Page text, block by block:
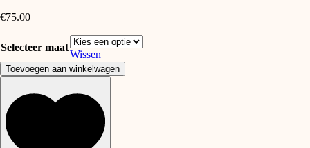
€75.00
Selecteer maat
Wissen
Patachou
Deken
Sweet
touile
de
joy
aantal
Toevoegen aan winkelwagen